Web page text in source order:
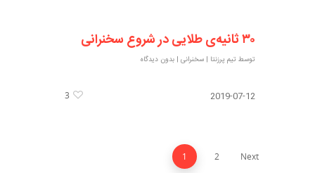
۳۰ ثانیه‌ی طلایی در شروع سخنرانی
توسط تیم پرزنتا |سخنرانی |بدون دیدگاه
2019-07-12
3
1 2 Next